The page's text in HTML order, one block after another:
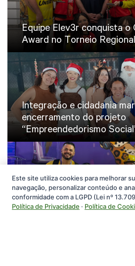
Equipe Elev3r conquista o
Award no Torneio
Integração e cidadania
encerramento do projeto
“Empreendedorismo
Equipe The Builders do
Bueno brilha no II Festival
Este site utiliza cookies para melhorar
navegação, personalizar conteúdo e
conformidade com a LGPD (Lei nº
Política de Privacidade · Política de